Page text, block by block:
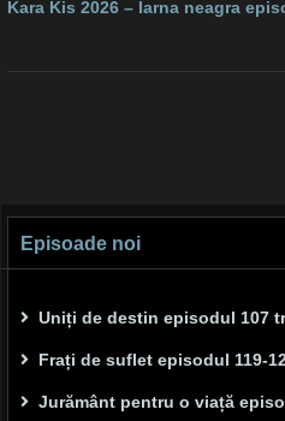
Kara Kis 2026 – Iarna neagra
Episoade noi
Uniți de destin episodul 107
Frați de suflet episodul 119-
Jurământ pentru o viață